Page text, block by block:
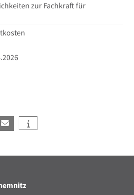
zur Fachkraft für